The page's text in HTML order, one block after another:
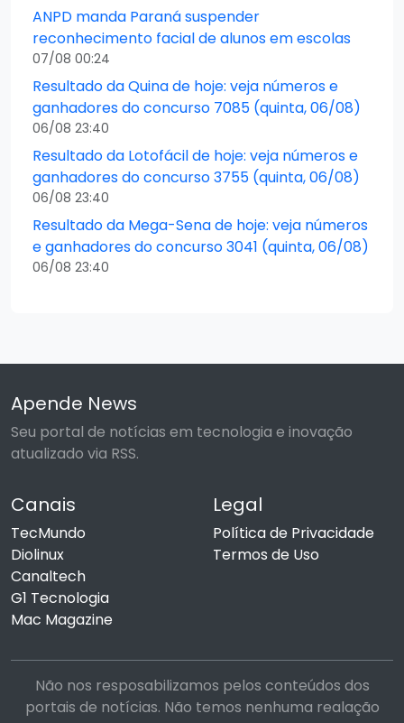
ANPD manda Paraná suspender
reconhecimento facial de alunos em escolas
07/08 00:24
Resultado da Quina de hoje: veja números e
ganhadores do concurso 7085 (quinta, 06/08)
06/08 23:40
Resultado da Lotofácil de hoje: veja números e
ganhadores do concurso 3755 (quinta, 06/08)
06/08 23:40
Resultado da Mega-Sena de hoje: veja números
e ganhadores do concurso 3041 (quinta, 06/08)
06/08 23:40
Apende News
Seu portal de notícias em tecnologia e inovação
atualizado via RSS.
Canais
TecMundo
Diolinux
Canaltech
G1 Tecnologia
Mac Magazine
Legal
Política de Privacidade
Termos de Uso
Não nos resposabilizamos pelos conteúdos dos
portais de notícias. Não temos nenhuma realação